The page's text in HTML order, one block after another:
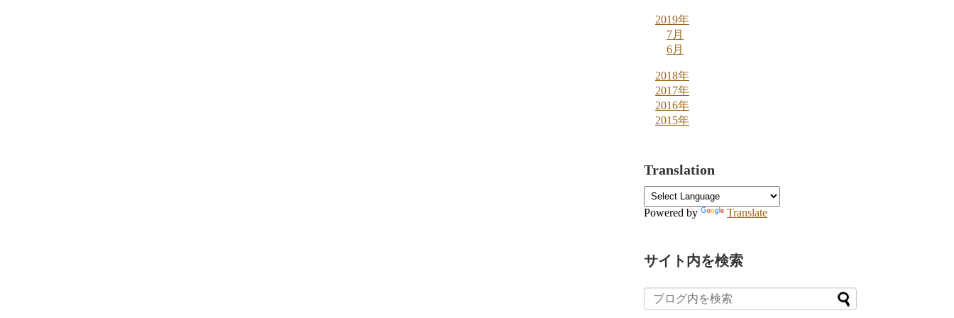
2019年
7月
6月
2018年
2017年
2016年
2015年
Translation
Powered by Translate
サイト内を検索